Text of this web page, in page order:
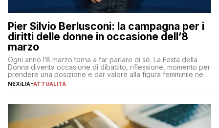
Pier Silvio Berlusconi: la campagna per i
diritti delle donne in occasione dell’8
marzo
Ogni anno l’8 marzo torna a far parlare di sé. La Festa della
Donna diventa occasione di dibattito, riflessione, momento per
prendere una posizione e dar valore alla figura femminile nella
sua complessità e crucialità. A lanciare un messaggio “forte e
NEXILIA-ATTUALITÀ